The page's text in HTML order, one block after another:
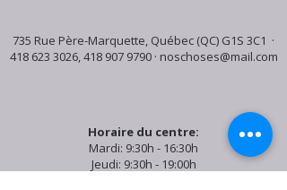
735 Rue Père-Marquette, Québec (QC) G1S 3C1 ·
418 623 3026,418 907 9790· noschoses@mail.com
Horaire du centre:
Mardi: 9:30h - 16:30h
Jeudi: 9:30h - 19:00h